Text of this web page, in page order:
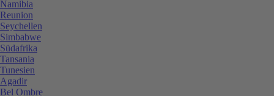
Namibia
Reunion
Seychellen
Simbabwe
Südafrika
Tansania
Tunesien
Agadir
Bel Ombre